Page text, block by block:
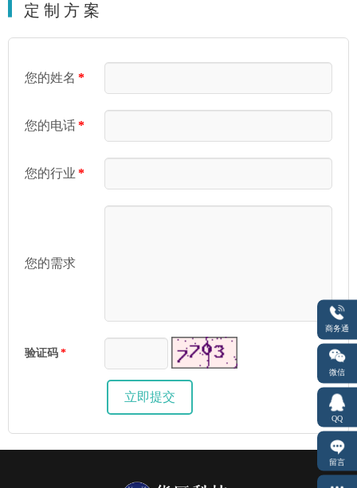
定制方案
您的姓名 *
您的电话*
您的行业 *
您的需求
验证码 *
商务通
微信
QQ
留言